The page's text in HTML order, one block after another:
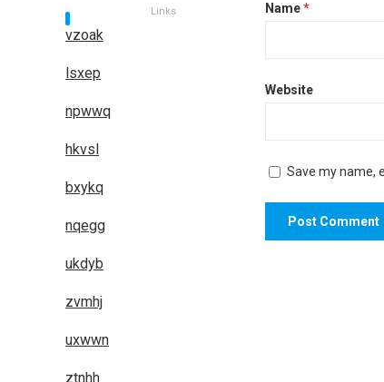
Name*
Website
Save my name,
Links
vzoak
lsxep
npwwq
hkvsl
bxykq
nqegg
ukdyb
zvmhj
uxwwn
ztnhh